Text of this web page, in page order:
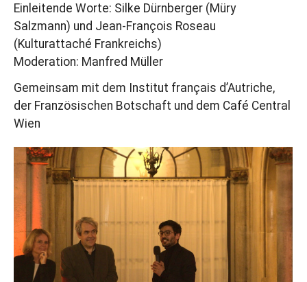
Einleitende Worte: Silke Dürnberger (Müry
Salzmann) und Jean-François Roseau
(Kulturattaché Frankreichs)
Moderation: Manfred Müller
Gemeinsam mit dem Institut français d’Autriche,
der Französischen Botschaft und dem Café Central
Wien